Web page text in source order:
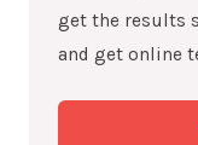
get the results
and get online